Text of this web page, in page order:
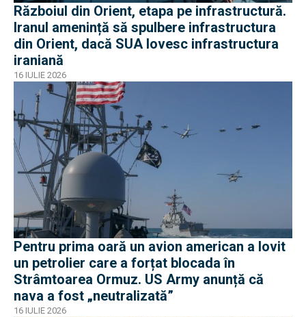
Războiul din Orient, etapa pe infrastructură.
Iranul amenință să spulbere infrastructura
din Orient, dacă SUA lovesc infrastructura
iraniană
16 IULIE 2026
Pentru prima oară un avion american a lovit
un petrolier care a forțat blocada în
Strâmtoarea Ormuz. US Army anunță că
nava a fost „neutralizată”
16 IULIE 2026